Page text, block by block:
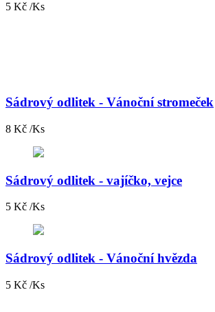
5 Kč /Ks
Sádrový odlitek - Vánoční stromeček
8 Kč /Ks
Sádrový odlitek - vajíčko, vejce
5 Kč /Ks
Sádrový odlitek - Vánoční hvězda
5 Kč /Ks